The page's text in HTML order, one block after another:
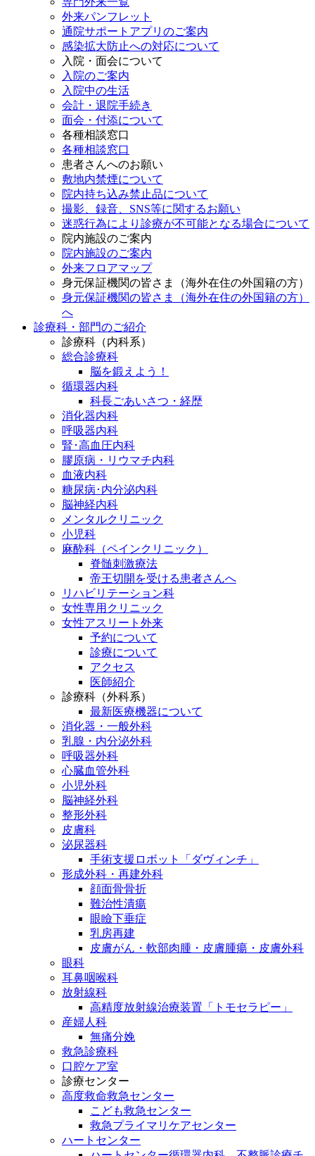
外来パンフレット
通院サポートアプリのご案内
感染拡大防止への対応について
入院・面会について
入院のご案内
入院中の生活
会計・退院手続き
面会・付添について
各種相談窓口
各種相談窓口
患者さんへのお願い
敷地内禁煙について
院内持ち込み禁止品について
撮影、録音、SNS等に関するお願い
迷惑行為により診療が不可能となる場合について
院内施設のご案内
院内施設のご案内
外来フロアマップ
身元保証機関の皆さま（海外在住の外国籍の方）
身元保証機関の皆さま（海外在住の外国籍の方）
へ
診療科・部門のご紹介
診療科（内科系）
総合診療科
脳を鍛えよう！
循環器内科
科長ごあいさつ・経歴
消化器内科
呼吸器内科
腎･高血圧内科
膠原病・リウマチ内科
血液内科
糖尿病･内分泌内科
脳神経内科
メンタルクリニック
小児科
麻酔科（ペインクリニック）
脊髄刺激療法
帝王切開を受ける患者さんへ
リハビリテーション科
女性専用クリニック
女性アスリート外来
予約について
診療について
アクセス
医師紹介
診療科（外科系）
最新医療機器について
消化器・一般外科
乳腺・内分泌外科
呼吸器外科
心臓血管外科
小児外科
脳神経外科
整形外科
皮膚科
泌尿器科
手術支援ロボット「ダヴィンチ」
形成外科・再建外科
顔面骨骨折
難治性潰瘍
眼瞼下垂症
乳房再建
皮膚がん・軟部肉腫・皮膚腫瘍・皮膚外科
眼科
耳鼻咽喉科
放射線科
高精度放射線治療装置「トモセラピー」
産婦人科
無痛分娩
救急診療科
口腔ケア室
診療センター
高度救命救急センター
こども救急センター
救急プライマリケアセンター
ハートセンター